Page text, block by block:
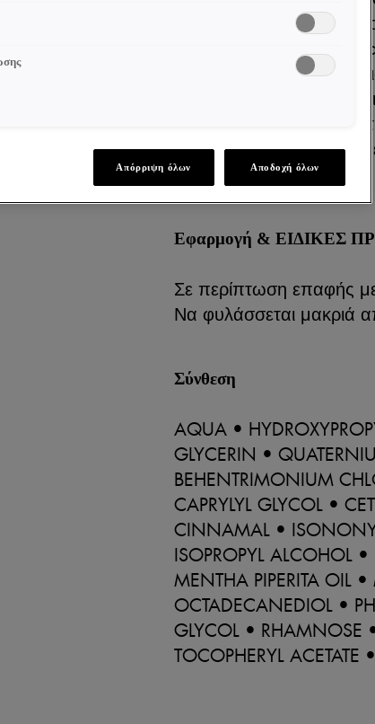
αντοχή των μαλλιών.
και ενδυναμωτικό
τα μαλλιά αποκτούν
λεπτά και αδύναμα
μαλλιών, έλλειψη
όγκου των μαλλιών και
μαλλιά.
Εφαρμογή & ΕΙΔΙΚΕΣ
Σε περίπτωση επαφής
Να φυλάσσεται μακριά
Σύνθεση
AQUA •
GLYCERIN •
BEHENTRIMONIUM
CAPRYLYL GLYCOL •
CINNAMAL •
ISOPROPYL ALCOHOL
MENTHA PIPERITA OIL
OCTADECANEDIOL •
GLYCOL • RHAMNOSE
TOCOPHERYL ACETATE
Απόρριψη όλων Αποδοχή όλων